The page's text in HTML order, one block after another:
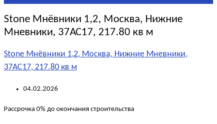
Stone Мнёвники 1,2, Москва, Нижние
Мневники, 37АС17, 217.80 кв м
Stone Мнёвники 1,2, Москва, Нижние Мневники,
37АС17, 217.80 кв м
04.02.2026
Рассрочка 0% до окончания строительства